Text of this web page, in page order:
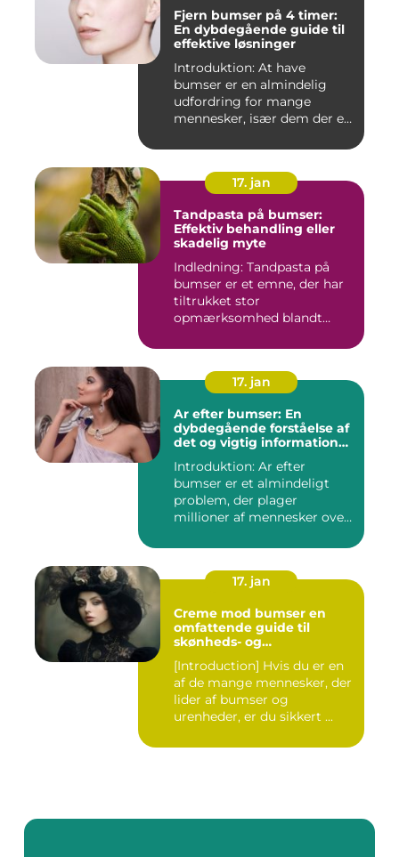
Fjern bumser på 4 timer:
En dybdegående guide til
effektive løsninger
Introduktion: At have
bumser er en almindelig
udfordring for mange
mennesker, især dem der er
17. jan
Tandpasta på bumser:
Effektiv behandling eller
skadelig myte
Indledning: Tandpasta på
bumser er et emne, der har
tiltrukket stor
opmærksomhed blandt
17. jan
Ar efter bumser: En
dybdegående forståelse af
det og vigtig information
Introduktion: Ar efter
bumser er et almindeligt
problem, der plager
millioner af mennesker over
17. jan
Creme mod bumser en
omfattende guide til
skønheds- og
[Introduction] Hvis du er en
af de mange mennesker, der
lider af bumser og
urenheder, er du sikkert ...